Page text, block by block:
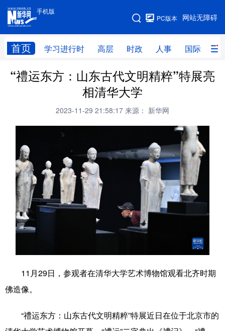
手机版
网站无障碍
PC版本
首页 学习进行时 高层 时政 人事 国际 财
手机版
网站地图
学习进行时 高层 时政 人事
财经 网评
体育
文化 书画 健康 军事
访谈 视频 图片 政务
法律 中央文件 汽车
食品 信息化
溯源中国
彩票
文化产业
“禮运东方：山东古代文明精粹”特展亮
相清华大学
2023-11-29 21:58:17 来源： 新华网
11月29日，参观者在清华大学艺术博物馆观看北齐时期
佛造像。
“禮运东方：山东古代文明精粹”特展近日在位于北京市的